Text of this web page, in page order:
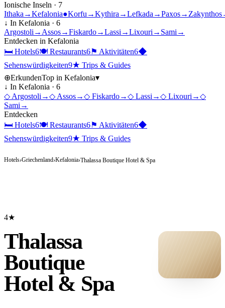
Ionische Inseln · 7
Ithaka →Kefalonia●Korfu →Kythira →Lefkada →Paxos→ Zakynthos
↓ In Kefalonia · 6
Argostoli → Assos→Fiskardo→Lassi →Lixouri → Sami →
Entdecken in Kefalonia
🛏 Hotels6🍽 Restaurants6⚑ Aktivitäten6◆
Sehenswürdigkeiten9★ Trips & Guides
⊕ErkundenTop in Kefalonia▾
↓ In Kefalonia · 6
◇ Argostoli →◇ Assos→◇ Fiskardo→◇ Lassi →◇ Lixouri →◇
Sami →
Entdecken
🛏 Hotels6🍽 Restaurants6⚑ Aktivitäten6◆
Sehenswürdigkeiten9★ Trips & Guides
Hotels›Griechenland›Kefalonia›Thalassa Boutique Hotel & Spa
4★
Thalassa
Boutique
Hotel & Spa